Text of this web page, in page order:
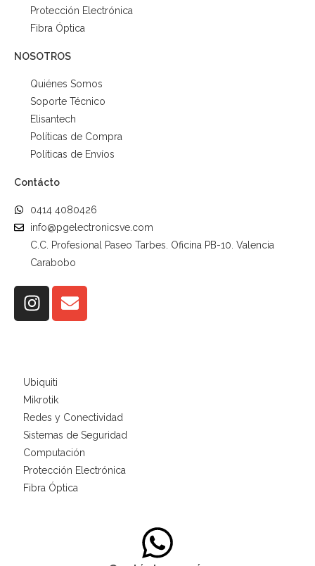
Protección Electrónica
Fibra Óptica
NOSOTROS
Quiénes Somos
Soporte Técnico
Elisantech
Políticas de Compra
Políticas de Envíos
Contácto
0414 4080426
info@pgelectronicsve.com
C.C. Profesional Paseo Tarbes. Oficina PB-10. Valencia
Carabobo
Ubiquiti
Mikrotik
Redes y Conectividad
Sistemas de Seguridad
Computación
Protección Electrónica
Fibra Óptica